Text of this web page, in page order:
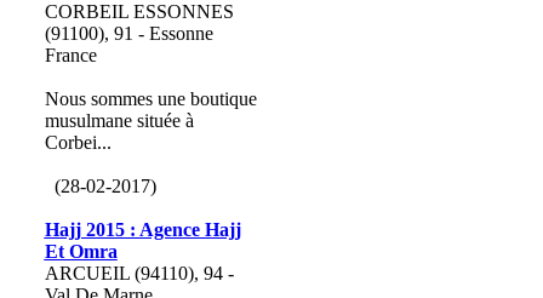
CORBEIL ESSONNES
(91100), 91 - Essonne
France
Nous sommes une boutique
musulmane située à
Corbei...
(28-02-2017)
Hajj 2015 : Agence Hajj
Et Omra
ARCUEIL (94110), 94 -